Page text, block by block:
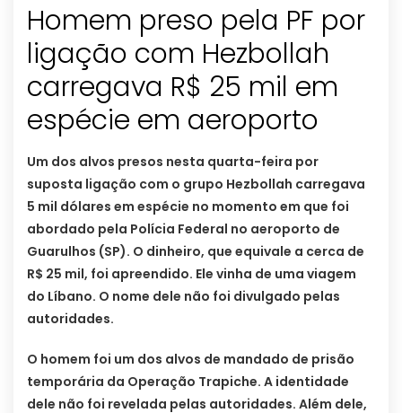
Homem preso pela PF por
ligação com Hezbollah
carregava R$ 25 mil em
espécie em aeroporto
Um dos alvos presos nesta quarta-feira por
suposta ligação com o grupo Hezbollah carregava
5 mil dólares em espécie no momento em que foi
abordado pela Polícia Federal no aeroporto de
Guarulhos (SP). O dinheiro, que equivale a cerca de
R$ 25 mil, foi apreendido. Ele vinha de uma viagem
do Líbano. O nome dele não foi divulgado pelas
autoridades.
O homem foi um dos alvos de mandado de prisão
temporária da Operação Trapiche. A identidade
dele não foi revelada pelas autoridades. Além dele,